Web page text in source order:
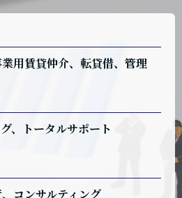
用賃貸仲介、転貸借、管理
、トータルサポート
コンサルティング